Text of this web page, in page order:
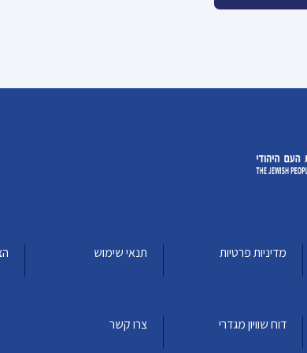
מדיניות פרטיות תנאי שימוש
דוח שוויון מגדרי צרו קשר